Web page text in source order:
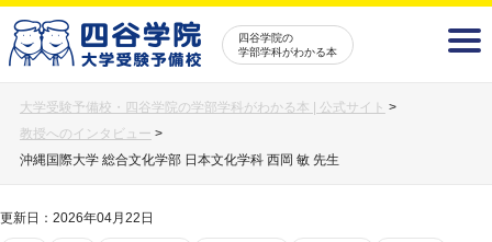
四谷学院の
学部学科がわかる本
大学受験予備校・四谷学院の学部学科がわかる本 | 公式サイト >
教授へのインタビュー >
沖縄国際大学 総合文化学部 日本文化学科 西岡 敏 先生
更新日：2026年04月22日